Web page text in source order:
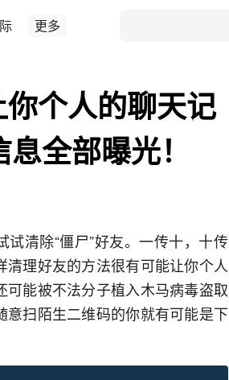
更多
个人的聊天记
全部曝光！
清除“僵尸”好友。一传十，十传
理好友的方法很有可能让你个人
能被不法分子植入木马病毒盗取
扫陌生二维码的你就有可能是下